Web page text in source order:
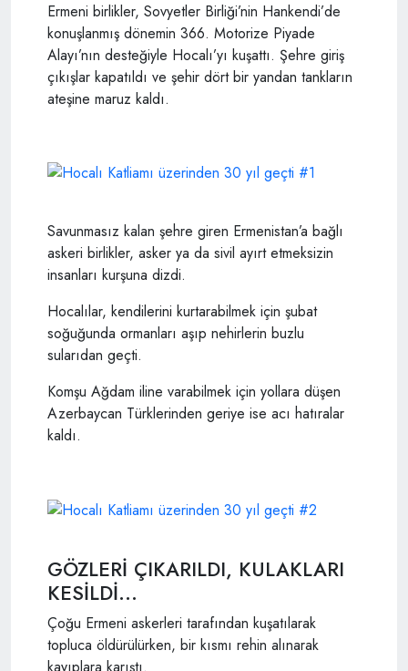
Ermeni birlikler, Sovyetler Birliği’nin Hankendi’de
konuşlanmış dönemin 366. Motorize Piyade
Alayı’nın desteğiyle Hocalı’yı kuşattı. Şehre giriş
çıkışlar kapatıldı ve şehir dört bir yandan tankların
ateşine maruz kaldı.
Savunmasız kalan şehre giren Ermenistan’a bağlı
askeri birlikler, asker ya da sivil ayırt etmeksizin
insanları kurşuna dizdi.
Hocalılar, kendilerini kurtarabilmek için şubat
soğuğunda ormanları aşıp nehirlerin buzlu
sularıdan geçti.
Komşu Ağdam iline varabilmek için yollara düşen
Azerbaycan Türklerinden geriye ise acı hatıralar
kaldı.
GÖZLERİ ÇIKARILDI, KULAKLARI
KESİLDİ…
Çoğu Ermeni askerleri tarafından kuşatılarak
topluca öldürülürken, bir kısmı rehin alınarak
kayıplara karıştı.